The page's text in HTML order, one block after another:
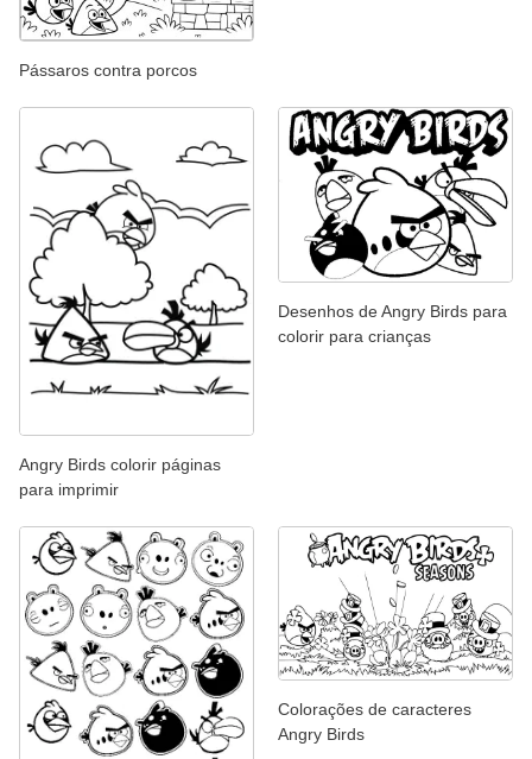
Pássaros contra porcos
Angry Birds colorir páginas
para imprimir
Desenhos de Angry Birds para
colorir para crianças
Colorações de caracteres
Angry Birds